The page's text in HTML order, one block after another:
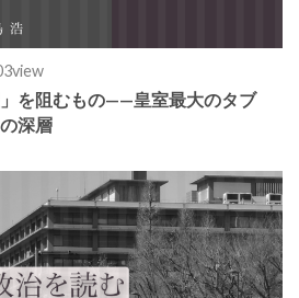
を阻むもの——皇室最大のタブ
深層